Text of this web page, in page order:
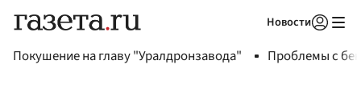
Новости
Покушение на главу "Уралдронзавода" Проблемы с